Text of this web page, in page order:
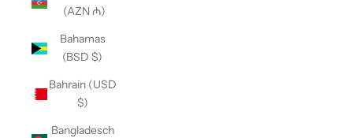
(AZN ₼)
Bahamas
(BSD $)
Bahrain (USD
$)
Bangladesch